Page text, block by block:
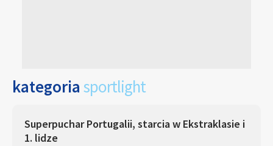
kategoria sportlight
Superpuchar Portugalii, starcia w Ekstraklasie i
1. lidze